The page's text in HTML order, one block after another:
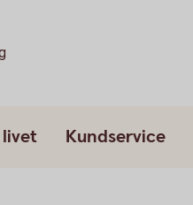
livet Kundservice